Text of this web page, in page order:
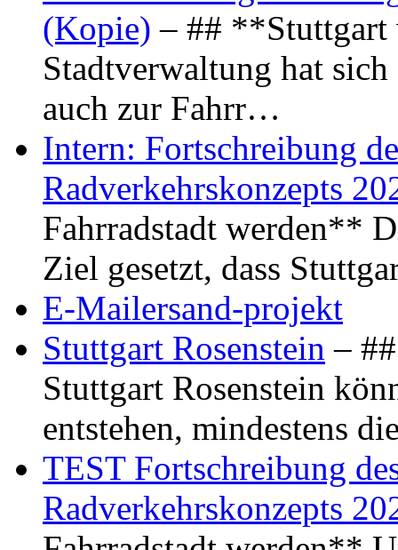
(Kopie) – ## **Stuttgart
Stadtverwaltung hat
auch zur Fahrr…
Intern: Fortschreibung
Radverkehrskonzepts
Fahrradstadt werden**
Ziel gesetzt, dass
E-Mailersand-projekt
Stuttgart Rosenstein –
Stuttgart Rosenstein
entstehen, mindestens
TEST Fortschreibung
Radverkehrskonzepts